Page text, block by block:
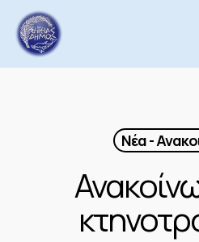
main
content
Νέα -